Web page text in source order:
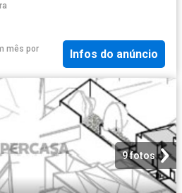
mês por
Infos do anúncio
9 fotos